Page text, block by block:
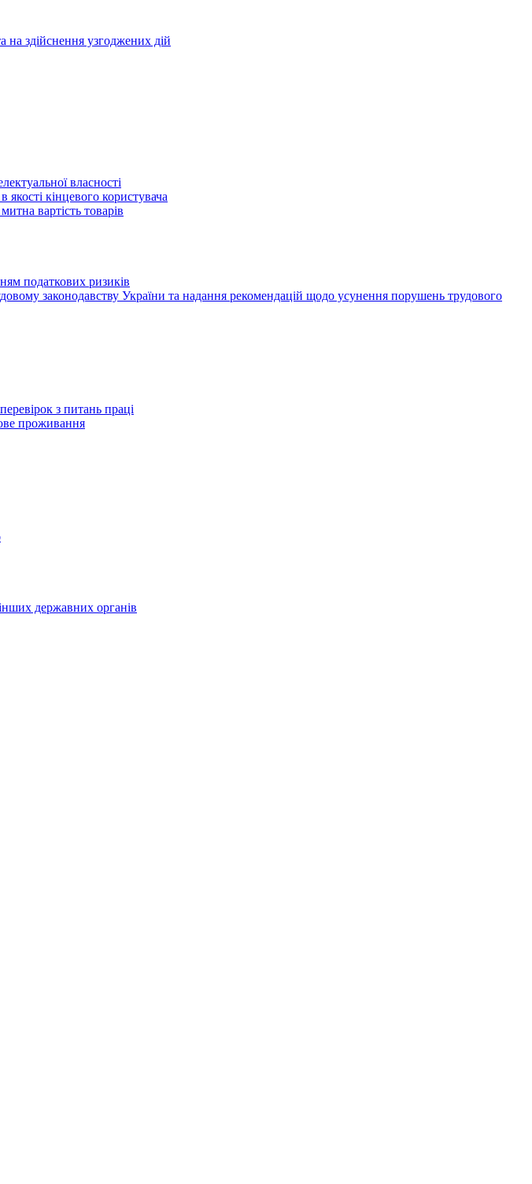
здійснення узгоджених дій
власності
кінцевого користувача
вартість товарів
податкових ризиків
законодавству України та надання рекомендацій щодо усунення порушень трудового
з питань праці
проживання
державних органів